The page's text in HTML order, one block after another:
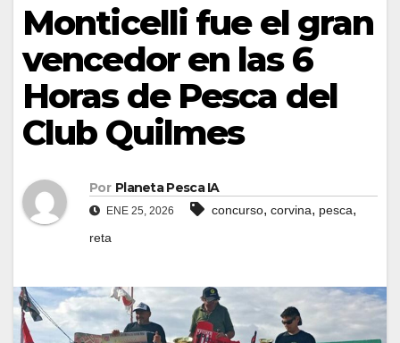
Monticelli fue el gran
vencedor en las 6
Horas de Pesca del
Club Quilmes
Por Planeta Pesca IA
ENE 25, 2026 concurso, corvina, pesca,
reta